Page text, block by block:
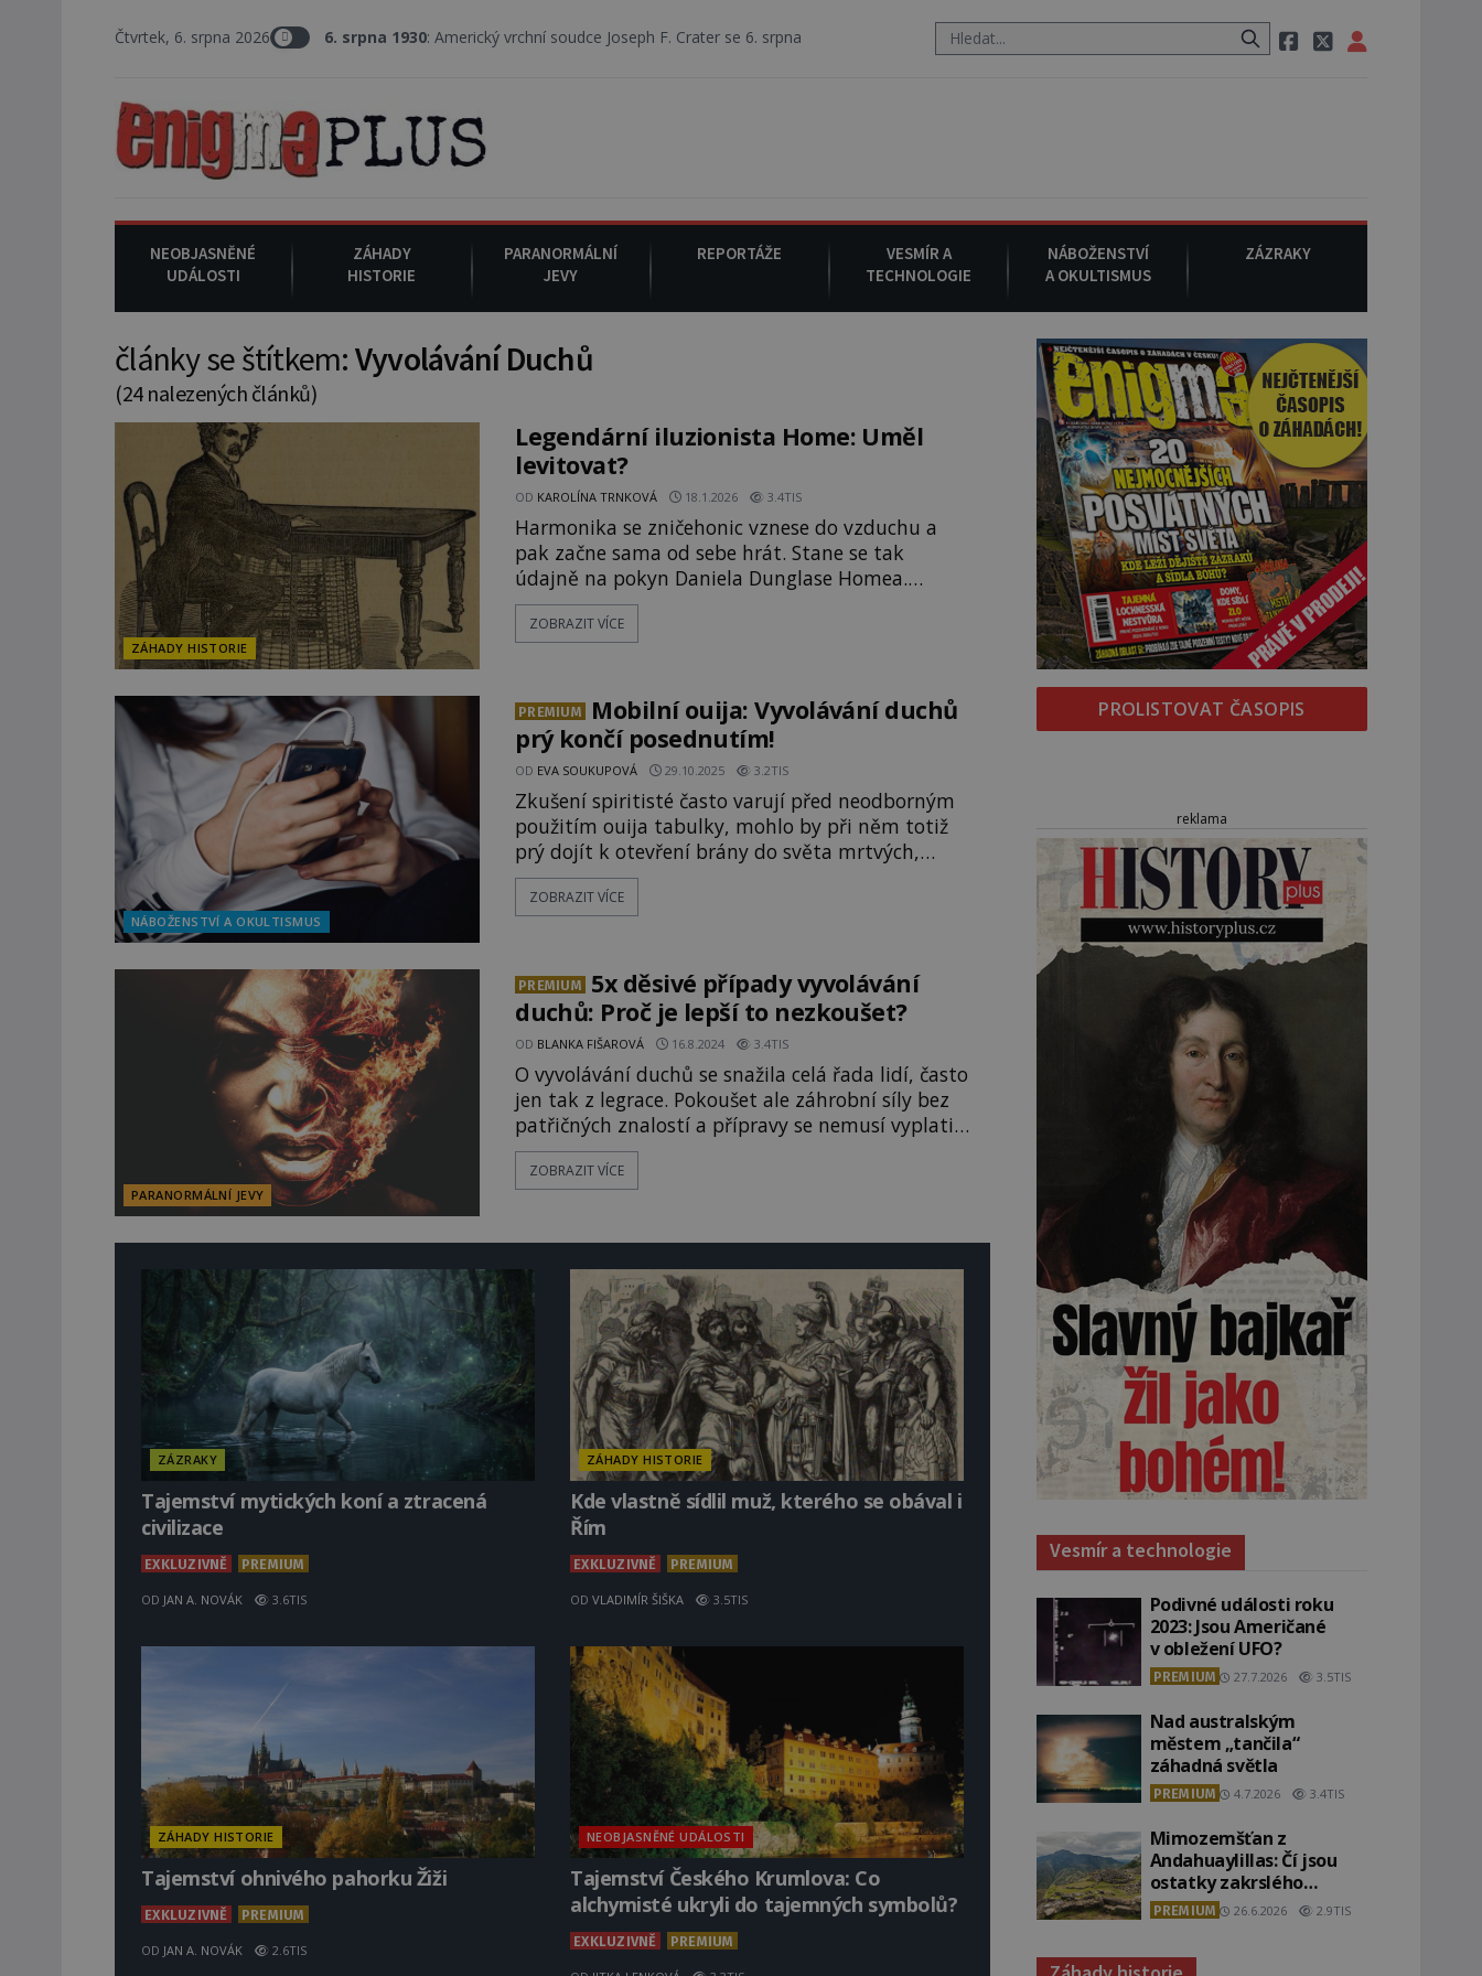
Čtvrtek, 6. srpna 2026
6. srpna 1930: Americký vrchní soudce Joseph F. Crater se 6. srpna 1930 navečeří ve své oblíbené restauraci, pak si na ulici zavolá taxi, nasedne do něj a už ho nikdy nikdo
NEOBJASNĚNÉ
UDÁLOSTI
ZÁHADY
HISTORIE
PARANORMÁLNÍ
JEVY
REPORTÁŽE
VESMÍR A
TECHNOLOGIE
NÁBOŽENSTVÍ
A OKULTISMUS
ZÁZRAKY
články se štítkem:Vyvolávání Duchů
(24 nalezených článků)
ZÁHADY HISTORIE
Legendární iluzionista Home: Uměl
levitovat?
OD KAROLÍNA TRNKOVÁ 18.1.2026 3.4TIS
Harmonika se zničehonic vznese do vzduchu a
pak začne sama od sebe hrát. Stane se tak
údajně na pokyn Daniela Dunglase Homea.
Věhlasný mág prý ale dokázal mnohem větší
divy. Uměl kontaktovat duchy ze záhrobí,
fyzik William Crookes (1832–1919) s
ZOBRAZIT VÍCE
NÁBOŽENSTVÍ A OKULTISMUS
PREMIUM
Mobilní ouija: Vyvolávání duchů
prý končí posednutím!
OD EVA SOUKUPOVÁ 29.10.2025 3.2TIS
Zkušení spiritisté často varují před neodborným
použitím ouija tabulky, mohlo by při něm totiž
prý dojít k otevření brány do světa mrtvých,
která následně nebude správně zavřena či skrze
ní proniknou zlé entity, které mohou účastníkům
se přesvědčilo několik stu
ZOBRAZIT VÍCE
PARANORMÁLNÍ JEVY
PREMIUM
5x děsivé případy vyvolávání
duchů: Proč je lepší to nezkoušet?
OD BLANKA FIŠAROVÁ 16.8.2024 3.4TIS
O vyvolávání duchů se snažila celá řada lidí, často
jen tak z legrace. Pokoušet ale záhrobní síly bez
patřičných znalostí a přípravy se nemusí vyplatit.
Existuje totiž celá řada hrůzostrašných příběhů o
tom, jak to vypadá, když se taková seance
mihotavý svit svíč
ZOBRAZIT VÍCE
ZÁZRAKY
Tajemství mytických koní a ztracená
civilizace
EXKLUZIVNĚ PREMIUM
OD JAN A. NOVÁK 3.6TIS
ZÁHADY HISTORIE
Kde vlastně sídlil muž, kterého se obával i
Řím
EXKLUZIVNĚ PREMIUM
OD VLADIMÍR ŠIŠKA 3.5TIS
ZÁHADY HISTORIE
Tajemství ohnivého pahorku Žiži
EXKLUZIVNĚ PREMIUM
OD JAN A. NOVÁK 2.6TIS
NEOBJASNĚNÉ UDÁLOSTI
Tajemství Českého Krumlova: Co
alchymisté ukryli do tajemných symbolů?
EXKLUZIVNĚ PREMIUM
PROLISTOVAT ČASOPIS
reklama
Vesmír a technologie
Podivné události roku
2023: Jsou Američané
v obležení UFO?
PREMIUM 27.7.2026 3.5TIS
Nad australským
městem „tančila“
záhadná světla
PREMIUM 4.7.2026 3.4TIS
Mimozemšťan z
Andahuaylillas: Čí jsou
ostatky zakrslého
stvoření s ohromnou
lebkou?
PREMIUM 26.6.2026 2.9TIS